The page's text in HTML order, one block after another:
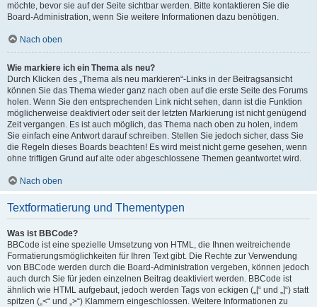
möchte, bevor sie auf der Seite sichtbar werden. Bitte kontaktieren Sie die
Board-Administration, wenn Sie weitere Informationen dazu benötigen.
Nach oben
Wie markiere ich ein Thema als neu?
Durch Klicken des „Thema als neu markieren“-Links in der Beitragsansicht
können Sie das Thema wieder ganz nach oben auf die erste Seite des Forums
holen. Wenn Sie den entsprechenden Link nicht sehen, dann ist die Funktion
möglicherweise deaktiviert oder seit der letzten Markierung ist nicht genügend
Zeit vergangen. Es ist auch möglich, das Thema nach oben zu holen, indem
Sie einfach eine Antwort darauf schreiben. Stellen Sie jedoch sicher, dass Sie
die Regeln dieses Boards beachten! Es wird meist nicht gerne gesehen, wenn
ohne triftigen Grund auf alte oder abgeschlossene Themen geantwortet wird.
Nach oben
Textformatierung und Thementypen
Was ist BBCode?
BBCode ist eine spezielle Umsetzung von HTML, die Ihnen weitreichende
Formatierungsmöglichkeiten für Ihren Text gibt. Die Rechte zur Verwendung
von BBCode werden durch die Board-Administration vergeben, können jedoch
auch durch Sie für jeden einzelnen Beitrag deaktiviert werden. BBCode ist
ähnlich wie HTML aufgebaut, jedoch werden Tags von eckigen („[“ und „]“) statt
spitzen („<“ und „>“) Klammern eingeschlossen. Weitere Informationen zu